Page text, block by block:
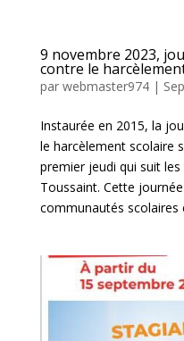
9 novembre 2023,
contre le
par webmaster974|
Instaurée en 2015, la
le harcèlement scolaire
premier jeudi qui suit
Toussaint. Cette
communautés scolaires